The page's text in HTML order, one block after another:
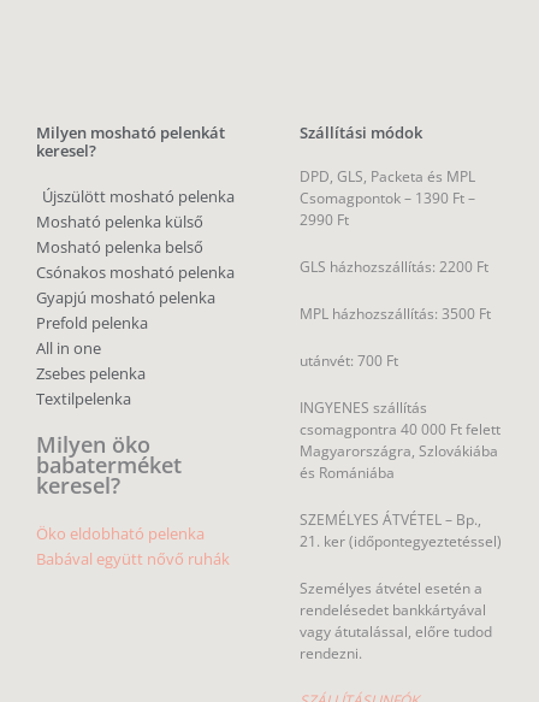
Milyen mosható pelenkát
keresel?
Újszülött mosható pelenka
Mosható pelenka külső
Mosható pelenka belső
Csónakos mosható pelenka
Gyapjú mosható pelenka
Prefold pelenka
All in one
Zsebes pelenka
Textilpelenka
Milyen öko
babaterméket
keresel?
Öko eldobható pelenka
Babával együtt nővő ruhák
Szállítási módok
DPD, GLS, Packeta és MPL
Csomagpontok – 1390 Ft –
2990 Ft
GLS házhozszállítás: 2200 Ft
MPL házhozszállítás: 3500 Ft
utánvét: 700 Ft
INGYENES szállítás
csomagpontra 40 000 Ft felett
Magyarországra, Szlovákiába
és Romániába
SZEMÉLYES ÁTVÉTEL – Bp.,
21. ker (időpontegyeztetéssel)
Személyes átvétel esetén a
rendelésedet bankkártyával
vagy átutalással, előre tudod
rendezni.